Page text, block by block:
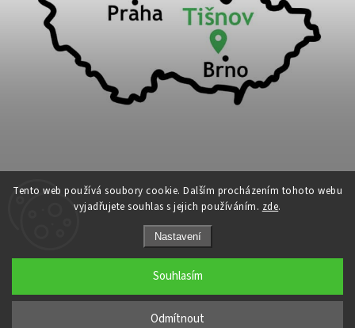
Tento web používá soubory cookie. Dalším procházením tohoto webu
vyjadřujete souhlas s jejich používáním. zde.
Nastavení
Odmítnout
Souhlasím
Cykloport. Všechna práva vyhrazena.
Upravit nastavení cookies